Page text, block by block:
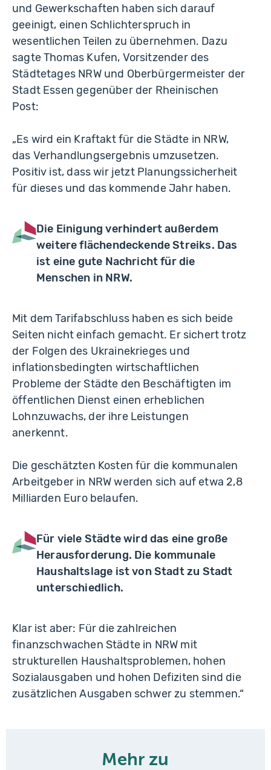
und Gewerkschaften haben sich darauf
geeinigt, einen Schlichterspruch in
wesentlichen Teilen zu übernehmen. Dazu
sagte Thomas Kufen, Vorsitzender des
Städtetages NRW und Oberbürgermeister der
Stadt Essen gegenüber der Rheinischen
Post:
„Es wird ein Kraftakt für die Städte in NRW,
das Verhandlungsergebnis umzusetzen.
Positiv ist, dass wir jetzt Planungssicherheit
für dieses und das kommende Jahr haben.
Die Einigung verhindert außerdem
weitere flächendeckende Streiks. Das
ist eine gute Nachricht für die
Menschen in NRW.
Mit dem Tarifabschluss haben es sich beide
Seiten nicht einfach gemacht. Er sichert trotz
der Folgen des Ukrainekrieges und
inflationsbedingten wirtschaftlichen
Probleme der Städte den Beschäftigten im
öffentlichen Dienst einen erheblichen
Lohnzuwachs, der ihre Leistungen
anerkennt.
Die geschätzten Kosten für die kommunalen
Arbeitgeber in NRW werden sich auf etwa 2,8
Milliarden Euro belaufen.
Für viele Städte wird das eine große
Herausforderung. Die kommunale
Haushaltslage ist von Stadt zu Stadt
unterschiedlich.
Klar ist aber: Für die zahlreichen
finanzschwachen Städte in NRW mit
strukturellen Haushaltsproblemen, hohen
Sozialausgaben und hohen Defiziten sind die
zusätzlichen Ausgaben schwer zu stemmen.“
Mehr zu